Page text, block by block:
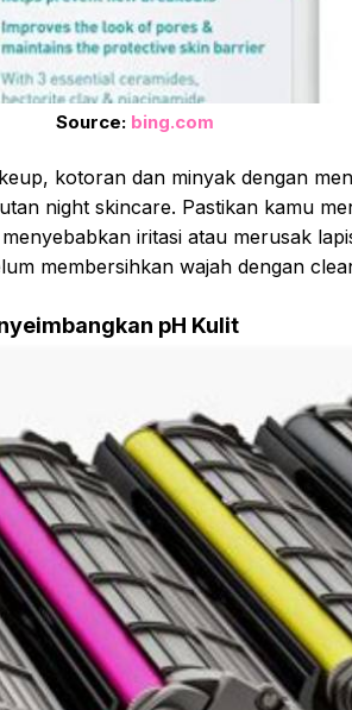
Source: bing.com
kotoran dan minyak dengan
night skincare. Pastikan kamu
iritasi atau merusak
membersihkan wajah dengan
pH Kulit